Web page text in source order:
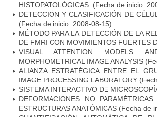
HISTOPATOLÓGICAS. (Fecha de inicio:
DETECCIÓN Y CLASIFICACIÓN DE
(Fecha de inicio: 2008-08-15)
MÉTODO PARA LA DETECCIÓN DE LA
DE FMRI CON MOVIMIENTOS FUERTES
VISUAL ATTENTION MODELS
MORPHOMETRICAL IMAGE ANALYSIS
ALIANZA ESTRATÉGICA ENTRE EL
IMAGE PROCESSING LABORATORY
SISTEMA INTERACTIVO DE
DEFORMACIONES NO
ESTRUCTURAS ANATÓMICAS (Fecha de